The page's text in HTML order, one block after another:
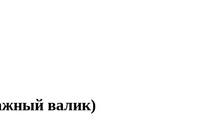
валик)